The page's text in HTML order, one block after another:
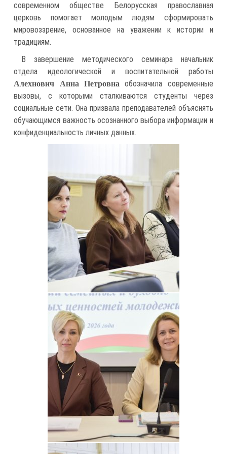
современном обществе Белорусская православная
церковь помогает молодым людям сформировать
мировоззрение, основанное на уважении к истории и
традициям.
В завершение методического семинара начальник
отдела идеологической и воспитательной работы
Алехнович Анна Петровна
обозначила современные
вызовы, с которыми сталкиваются студенты через
социальные сети. Она призвала преподавателей объяснять
обучающимся важность осознанного выбора информации и
конфиденциальность личных данных.